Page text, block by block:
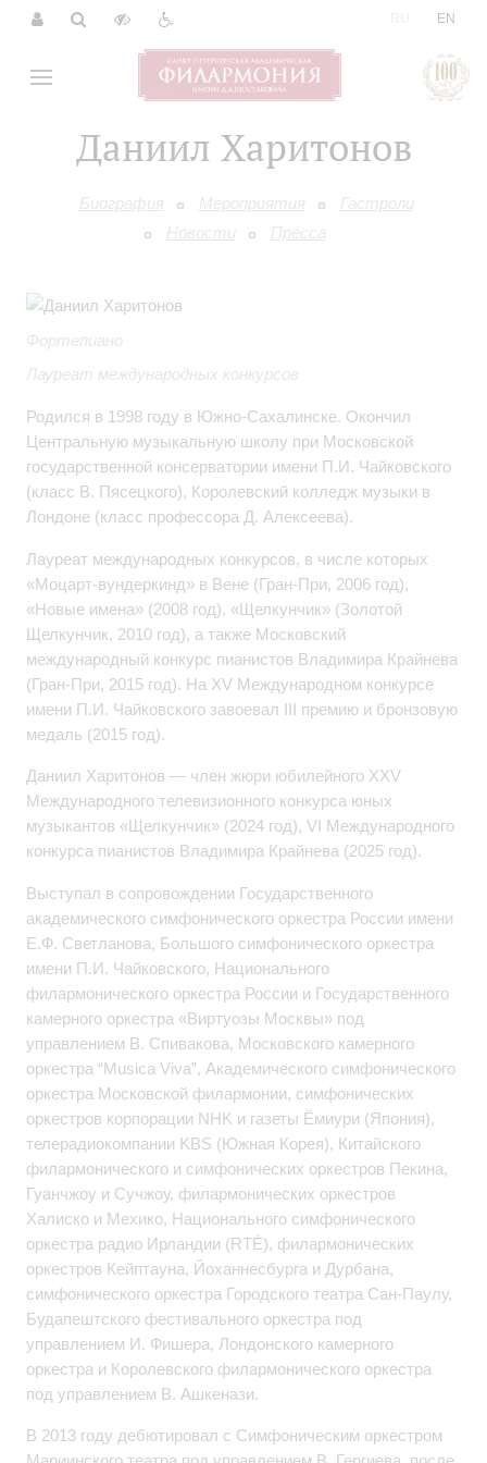
EN
Даниил Харитонов
Биография Мероприятия
Гастроли
Новости
Пресса
Фортепиано
Лауреат международных конкурсов
Родился в 1998 году в Южно-Сахалинске. Окончил
Центральную музыкальную школу при Московской
государственной консерватории имени П.И. Чайковского
(класс В. Пясецкого), Королевский колледж музыки в
Лондоне (класс профессора Д. Алексеева).
Лауреат международных конкурсов, в числе которых
«Моцарт-вундеркинд» в Вене (Гран-При, 2006 год),
«Новые имена» (2008 год), «Щелкунчик» (Золотой
Щелкунчик, 2010 год), а также Московский
международный конкурс пианистов Владимира Крайнева
(Гран-При, 2015 год). На XV Международном конкурсе
имени П.И. Чайковского завоевал III премию и бронзовую
медаль (2015 год).
Даниил Харитонов — член жюри юбилейного XXV
Международного телевизионного конкурса юных
музыкантов «Щелкунчик» (2024 год), VI Международного
конкурса пианистов Владимира Крайнева (2025 год).
Выступал в сопровождении Государственного
академического симфонического оркестра России имени
Е.Ф. Светланова, Большого симфонического оркестра
имени П.И. Чайковского, Национального
филармонического оркестра России и Государственного
камерного оркестра «Виртуозы Москвы» под
управлением В. Спивакова, Московского камерного
оркестра “Musica Viva”, Академического симфонического
оркестра Московской филармонии, симфонических
оркестров корпорации NHK и газеты Ёмиури (Япония),
телерадиокомпании KBS (Южная Корея), Китайского
филармонического и симфонических оркестров Пекина,
Гуанчжоу и Сучжоу, филармонических оркестров
Халиско и Мехико, Национального симфонического
оркестра радио Ирландии (RTÉ), филармонических
оркестров Кейптауна, Йоханнесбурга и Дурбана,
симфонического оркестра Городского театра Сан-Паулу,
Будапештского фестивального оркестра под
управлением И. Фишера, Лондонского камерного
оркестра и Королевского филармонического оркестра
под управлением В. Ашкенази.
В 2013 году дебютировал с Симфоническим оркестром